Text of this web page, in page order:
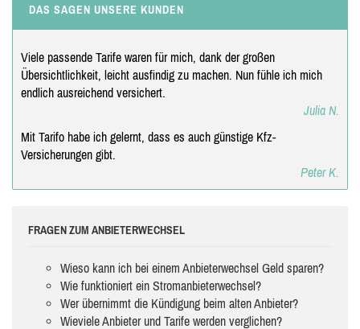
DAS SAGEN UNSERE KUNDEN
Viele passende Tarife waren für mich, dank der großen
Übersichtlichkeit, leicht ausfindig zu machen. Nun fühle ich mich
endlich ausreichend versichert.
Julia N.
Mit Tarifo habe ich gelernt, dass es auch günstige Kfz-
Versicherungen gibt.
Peter K.
FRAGEN ZUM ANBIETERWECHSEL
Wieso kann ich bei einem Anbieterwechsel Geld sparen?
Wie funktioniert ein Stromanbieterwechsel?
Wer übernimmt die Kündigung beim alten Anbieter?
Wieviele Anbieter und Tarife werden verglichen?